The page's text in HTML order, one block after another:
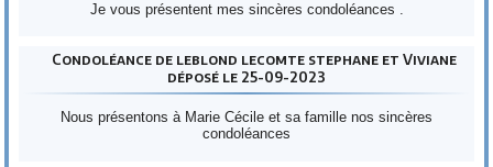
Je vous présentent mes sincères condoléances .
Condoléance de leblond lecomte stephane et Viviane
déposé le 25-09-2023
Nous présentons à Marie Cécile et sa famille nos sincères
condoléances